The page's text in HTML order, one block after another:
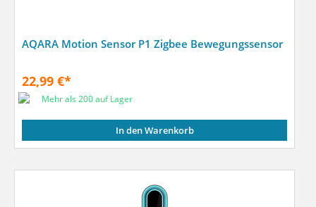
AQARA Motion Sensor P1 Zigbee Bewegungssensor
22,99 €*
Mehr als 200 auf Lager
In den Warenkorb